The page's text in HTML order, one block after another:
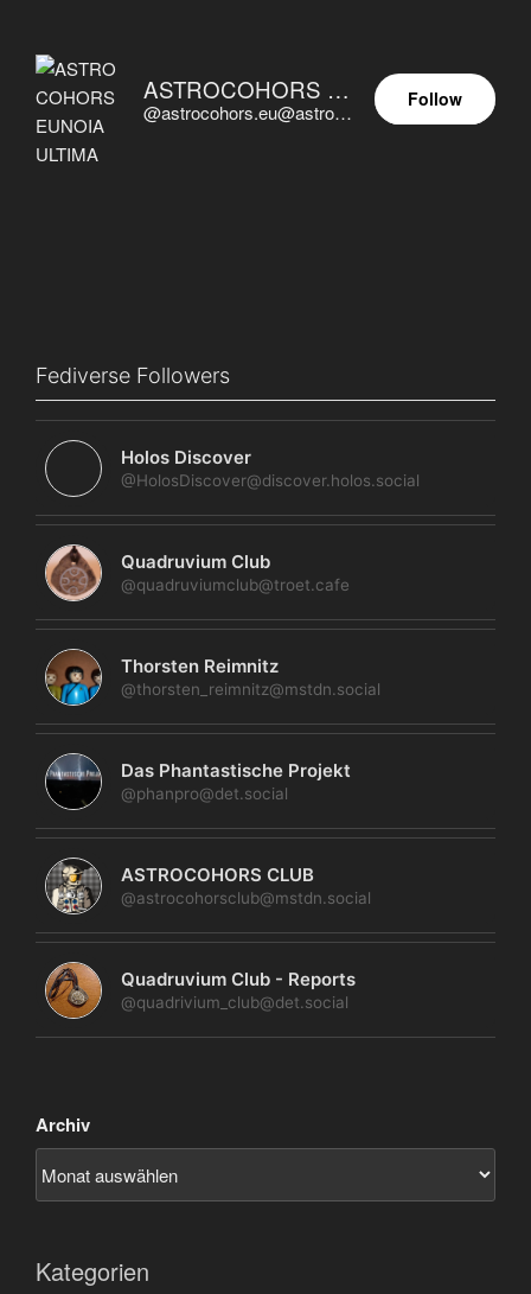
ASTROCOHORS EUNOIA ULTIMA
@astrocohors.eu@astrocohors.eu
Follow
Fediverse Followers
Holos Discover
@HolosDiscover@discover.holos.social
Quadruvium Club
@quadruviumclub@troet.cafe
Thorsten Reimnitz
@thorsten_reimnitz@mstdn.social
Das Phantastische Projekt
@phanpro@det.social
ASTROCOHORS CLUB
@astrocohorsclub@mstdn.social
Quadruvium Club - Reports
@quadrivium_club@det.social
Archiv
Kategorien